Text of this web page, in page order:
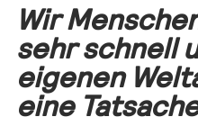
Wir
sehr schnell
eigenen
eine